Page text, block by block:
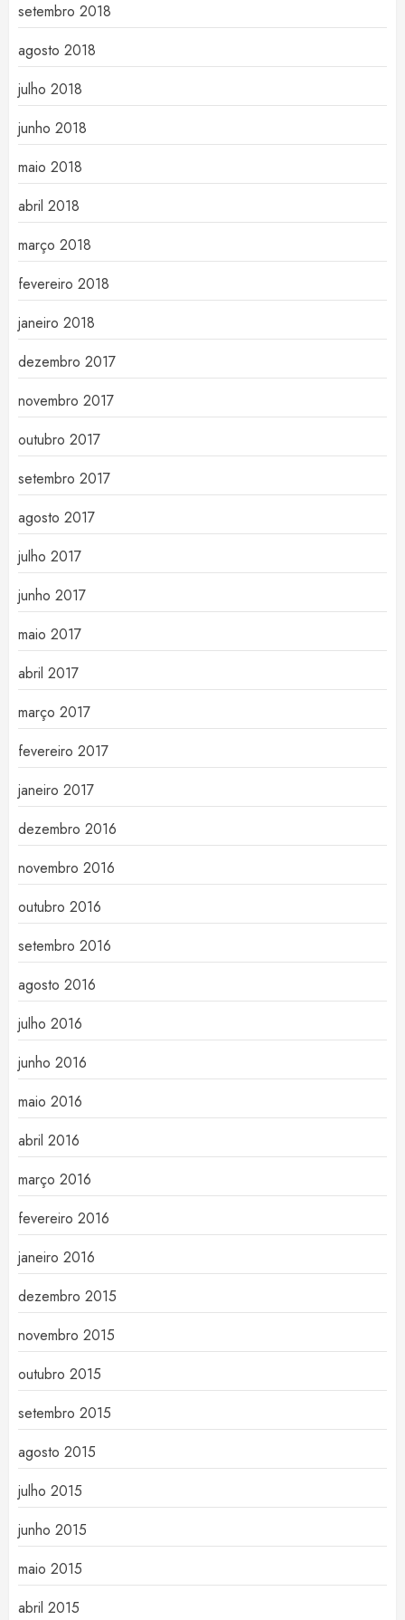
setembro 2018
agosto 2018
julho 2018
junho 2018
maio 2018
abril 2018
março 2018
fevereiro 2018
janeiro 2018
dezembro 2017
novembro 2017
outubro 2017
setembro 2017
agosto 2017
julho 2017
junho 2017
maio 2017
abril 2017
março 2017
fevereiro 2017
janeiro 2017
dezembro 2016
novembro 2016
outubro 2016
setembro 2016
agosto 2016
julho 2016
junho 2016
maio 2016
abril 2016
março 2016
fevereiro 2016
janeiro 2016
dezembro 2015
novembro 2015
outubro 2015
setembro 2015
agosto 2015
julho 2015
junho 2015
maio 2015
abril 2015